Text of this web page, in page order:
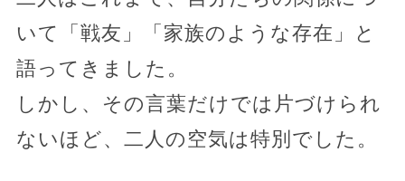
いて「戦友」「家族のような存在」と
語ってきました。
しかし、その言葉だけでは片づけられ
ないほど、二人の空気は特別でした。